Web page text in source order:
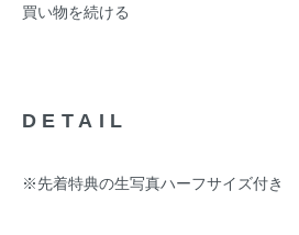
買い物を続ける
DETAIL
※先着特典の生写真ハーフサイズ付き